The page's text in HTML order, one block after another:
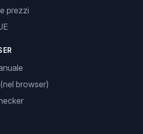
prezzi
browser)